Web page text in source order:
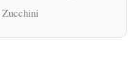
Zucchini